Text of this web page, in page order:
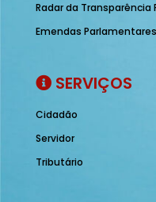
Radar da Transparência
Emendas Parlamentares
SERVIÇOS
Cidadão
Servidor
Tributário